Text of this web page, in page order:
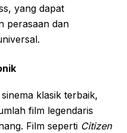
yang dapat
perasaan dan
klasik terbaik,
film legendaris
Film seperti Citizen